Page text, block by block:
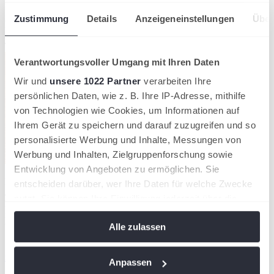
Zustimmung Details Anzeigeneinstellungen
Verantwortungsvoller Umgang mit Ihren Daten
Wir und unsere 1022 Partner verarbeiten Ihre
persönlichen Daten, wie z. B. Ihre IP-Adresse, mithilfe
von Technologien wie Cookies, um Informationen auf
Ihrem Gerät zu speichern und darauf zuzugreifen und so
personalisierte Werbung und Inhalte, Messungen von
Werbung und Inhalten, Zielgruppenforschung sowie
Entwicklung von Angeboten zu ermöglichen. Sie
entscheiden darüber, wer Ihre Daten für welche Zwecke
Cookie-Erklärung oder durch Klicken auf das Privacy
Trigger Symbol ändern oder widerrufen
Wenn Sie es erlauben, würden wir auch gerne:
Alle zulassen
Anpassen
Prüffrist bis zum 23. Februar
VERBAND
Die Gruppen für die Mannschaftsspiele im Erwachsenenbereich und
in den Vereinen die Möglichkeit, die Einteilungen zu überprüfen
und eventuelle fehlerhafte Nichtberücksichtigungen von Teams dem
wird in einer neuen Registerkarte geöffnet